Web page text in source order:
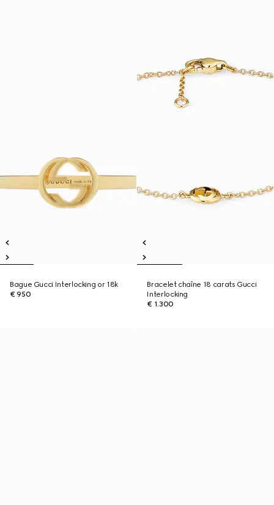
Bague Gucci Interlocking or 18k
€ 950
Bracelet chaîne 18 carats Gucci
Interlocking
€ 1.300